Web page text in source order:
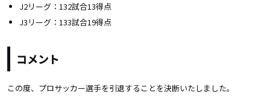
J2リーグ：132試合13得点
J3リーグ：133試合19得点
コメント
この度、プロサッカー選手を引退することを決断いたしました。